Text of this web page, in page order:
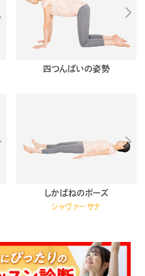
四つんばいの姿勢
しかばねのポーズ
シャヴァーサナ